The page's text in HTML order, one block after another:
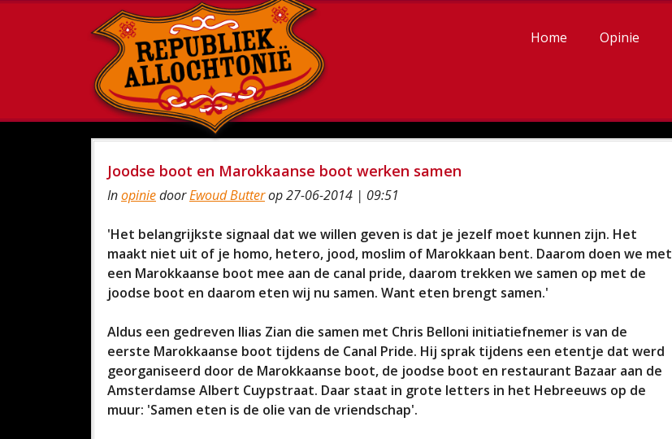
Home Opinie
Joodse boot en Marokkaanse boot werken samen
InopiniedoorEwoud Butterop 27-06-2014 | 09:51
'Het belangrijkste signaal dat we willen geven is dat je jezelf moet kunnen zijn. Het
maakt niet uit of je homo, hetero, jood, moslim of Marokkaan bent. Daarom doen we met
een Marokkaanse boot mee aan de canal pride, daarom trekken we samen op met de
joodse boot en daarom eten wij nu samen. Want eten brengt samen.'
Aldus een gedreven Ilias Zian die samen met Chris Belloni initiatiefnemer is van de
eerste Marokkaanse boot tijdens de Canal Pride. Hij sprak tijdens een etentje dat werd
georganiseerd door de Marokkaanse boot, de joodse boot en restaurant Bazaar aan de
Amsterdamse Albert Cuypstraat. Daar staat in grote letters in het Hebreeuws op de
muur: 'Samen eten is de olie van de vriendschap'.